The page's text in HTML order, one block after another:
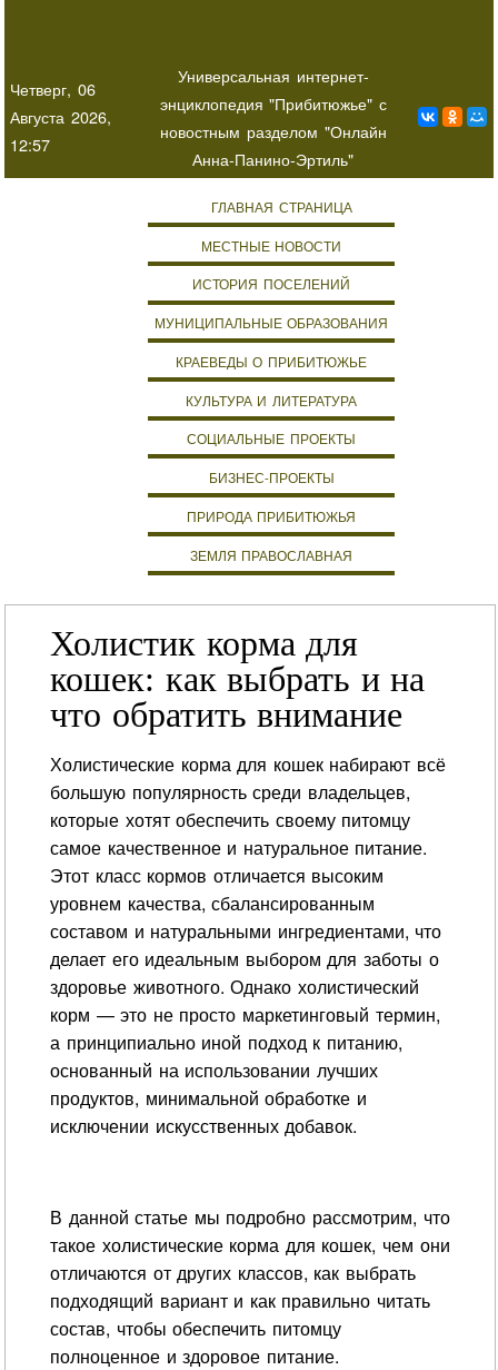
Четверг, 06
Августа 2026,
12:57
Универсальная интернет-
энциклопедия "Прибитюжье" с
новостным разделом "Онлайн
Анна-Панино-Эртиль"
ГЛАВНАЯ СТРАНИЦА
МЕСТНЫЕ НОВОСТИ
ИСТОРИЯ ПОСЕЛЕНИЙ
МУНИЦИПАЛЬНЫЕ ОБРАЗОВАНИЯ
КРАЕВЕДЫ О ПРИБИТЮЖЬЕ
КУЛЬТУРА И ЛИТЕРАТУРА
СОЦИАЛЬНЫЕ ПРОЕКТЫ
БИЗНЕС-ПРОЕКТЫ
ПРИРОДА ПРИБИТЮЖЬЯ
ЗЕМЛЯ ПРАВОСЛАВНАЯ
Холистик корма для
кошек: как выбрать и на
что обратить внимание
Холистические корма для кошек набирают всё
большую популярность среди владельцев,
которые хотят обеспечить своему питомцу
самое качественное и натуральное питание.
Этот класс кормов отличается высоким
уровнем качества, сбалансированным
составом и натуральными ингредиентами, что
делает его идеальным выбором для заботы о
здоровье животного. Однако холистический
корм — это не просто маркетинговый термин,
а принципиально иной подход к питанию,
основанный на использовании лучших
продуктов, минимальной обработке и
исключении искусственных добавок.
В данной статье мы подробно рассмотрим, что
такое холистические корма для кошек, чем они
отличаются от других классов, как выбрать
подходящий вариант и как правильно читать
состав, чтобы обеспечить питомцу
полноценное и здоровое питание.